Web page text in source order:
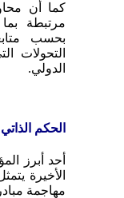
كما أن
مرتبطة
بحسب
التحولات
الدولي.
الحكم
أحد أبرز
الأخيرة
مهاجمة